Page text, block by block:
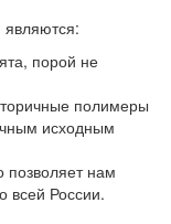
порой не
полимеры
исходным
нам
всей России.